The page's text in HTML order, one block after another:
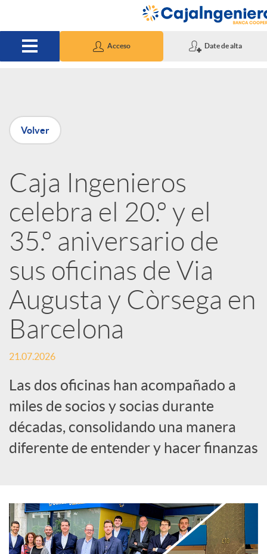
Acceso Date de alta
P
u
b
l
i
c
a
d
o
r
e
Volver
Caja Ingenieros
celebra el 20.º y el
35.º aniversario de
sus oficinas de Via
Augusta y Còrsega en
Barcelona
21.07.2026
Las dos oficinas han acompañado a
miles de socios y socias durante
décadas, consolidando una manera
diferente de entender y hacer finanzas